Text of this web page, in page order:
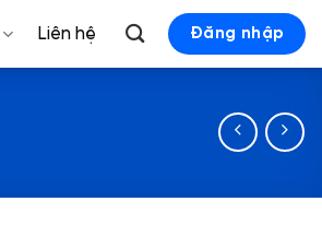
Liên hệ Đăng nhập